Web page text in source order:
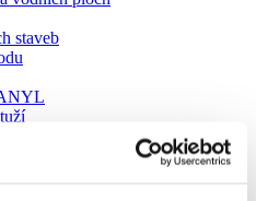
staveb
600